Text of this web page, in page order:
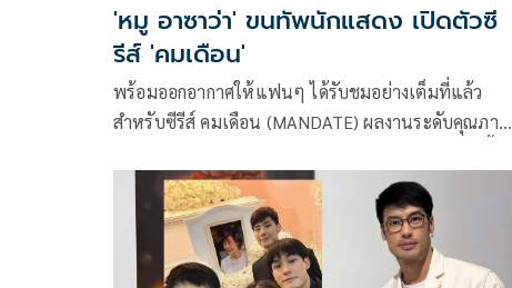
'หมู อาซาว่า' ขนทัพนักแสดง เปิดตัวซี
รีส์ 'คมเดือน'
พร้อมออกอากาศให้แฟนๆ ได้รับชมอย่างเต็มที่แล้ว
สำหรับซีรีส์ คมเดือน (MANDATE) ผลงานระดับคุณภาพ
ได้ไม่นานก็เรียกเสียงฮือฮาพร้อมกระแสตอบรับจากแฟน
คลับอย่างล้นหลามกันเลยทีเดียว โดยเป็นการรับหน้าที่ผู้
จัดซีรีส์วายครั้งแรกของ หมู อาซาว่า หรือที่หลายคนรู้จัก
ในนาม คุณหมู-พลพัฒน์ อัศวะประภา ภายใต้การผลิตใน